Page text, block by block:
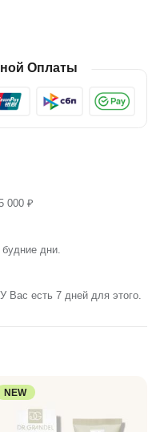
Оплаты
000 ₽
дни.
Вас есть 7 дней для этого.
NEW